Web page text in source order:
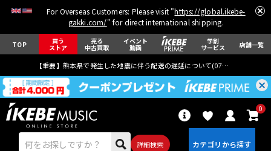
For Overseas Customers: Please visit "https://global.ikebe-
gakki.com/" for direct international shipping.
TOP 買う
ストア
売る
中古買取
イベント
動画
学割
サービス 店舗一覧
【重要】熊本県で発生した地震に伴う配送の遅延について(07月29日
詳細検索
0